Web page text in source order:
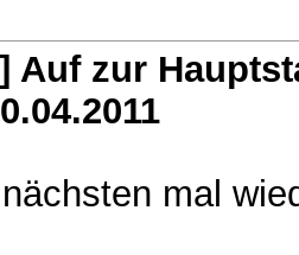
Auf zur
mal